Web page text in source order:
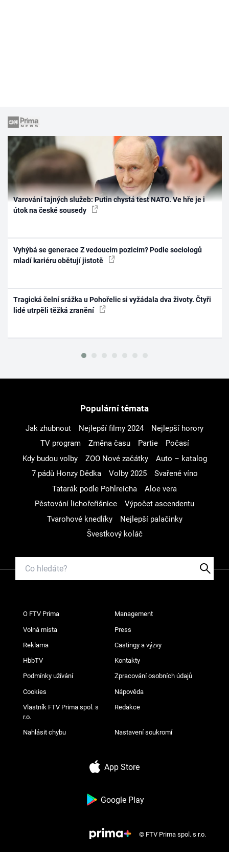
Varování tajných služeb: Putin chystá test NATO. Ve hře je i
útok na české sousedy
Vyhýbá se generace Z vedoucím pozicím? Podle sociologů
mladí kariéru obětují jistotě
Tragická čelní srážka u Pohořelic si vyžádala dva životy. Čtyři
lidé utrpěli těžká zranění
Populární témata
Jak zhubnout Nejlepší filmy 2024
Nejlepší horory
TV program
Změna času Partie
Počasí
Kdy budou volby
ZOO Nové začátky
Auto – katalog
7 pádů Honzy Dědka
Volby 2025
Svařené víno
Tatarák podle Pohlreicha
Aloe vera
Pěstování lichořeřišnice
Výpočet ascendentu
Tvarohové knedlíky
Nejlepší palačinky
Švestkový koláč
O FTV Prima Management
Volná místa Press
Reklama Castingy a výzvy
HbbTV Kontakty
Podmínky užívání Zpracování osobních údajů
Cookies Nápověda
Vlastník FTV Prima spol. s
r.o.
Redakce
Nahlásit chybu Nastavení soukromí
App Store
Google Play
© FTV Prima spol. s r.o.